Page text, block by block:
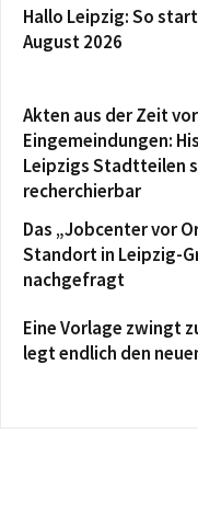
Hallo Leipzig: So
August 2026
Akten aus der Zeit
Eingemeindungen:
Leipzigs Stadtteilen
recherchierbar
Das „Jobcenter vor
Standort in Leipzig-
nachgefragt
Eine Vorlage zwingt
legt endlich den